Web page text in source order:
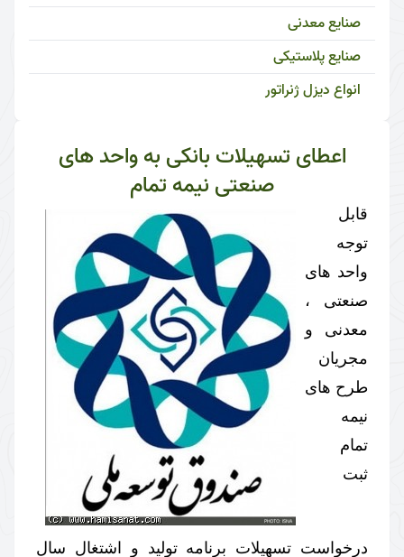
صنایع معدنی
صنایع پلاستیکی
انواع دیزل ژنراتور
اعطای تسهیلات بانکی به واحد های
صنعتی نیمه تمام
قابل
توجه
واحد های
صنعتی ،
معدنی و
مجریان
طرح های
نیمه
تمام
ثبت
درخواست تسهیلات برنامه تولید و اشتغال سال